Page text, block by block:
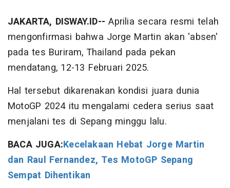
JAKARTA, DISWAY.ID-- Aprilia secara resmi telah
mengonfirmasi bahwa Jorge Martin akan 'absen'
pada tes Buriram, Thailand pada pekan
mendatang, 12-13 Februari 2025.
Hal tersebut dikarenakan kondisi juara dunia
MotoGP 2024 itu mengalami cedera serius saat
menjalani tes di Sepang minggu lalu.
BACA JUGA:Kecelakaan Hebat Jorge Martin
dan Raul Fernandez, Tes MotoGP Sepang
Sempat Dihentikan